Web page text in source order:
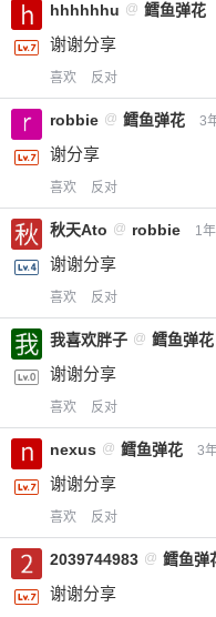
hhhhhhu @ 鳕鱼弹花
谢谢分享
喜欢 反对
robbie @ 鳕鱼弹花 3
谢分享
喜欢 反对
秋天Ato @ robbie 1
谢谢分享
喜欢 反对
我喜欢胖子 @ 鳕鱼弹花
谢谢分享
喜欢 反对
nexus @ 鳕鱼弹花 3
谢谢分享
喜欢 反对
2039744983 @ 鳕鱼弹
谢谢分享